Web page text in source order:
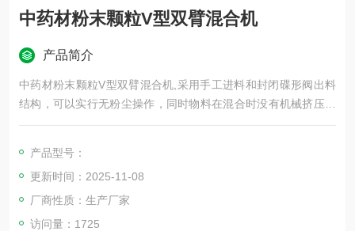
中药材粉末颗粒V型双臂混合机
产品简介
中药材粉末颗粒V型双臂混合机,采用手工进料和封闭碟形阀出料
结构，可以实行无粉尘操作，同时物料在混合时没有机械挤压和
强烈摩擦，可以保持物料颗粒完好无损，本机混合筒采用不锈钢
以控制物料的混合时间。
产品型号：
更新时间：2025-11-08
厂商性质：生产厂家
访问量：1725